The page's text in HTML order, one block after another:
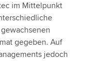
im Mittelpunkt
gegeben. Auf
jedoch